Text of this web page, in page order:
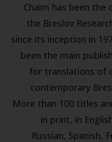
Chaim has been
the Breslov
since its inception in
been the main
for translations
contemporary
More than 100 titles
in print, in
Russian,